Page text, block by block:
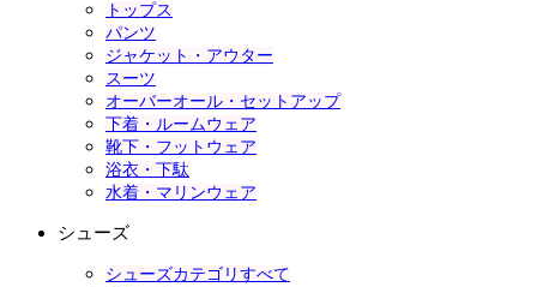
トップス
パンツ
ジャケット・アウター
スーツ
オーバーオール・セットアップ
下着・ルームウェア
靴下・フットウェア
浴衣・下駄
水着・マリンウェア
シューズ
シューズカテゴリすべて